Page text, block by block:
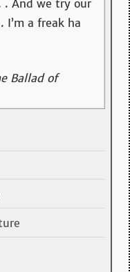
. And we try our
a freak ha
Ballad of